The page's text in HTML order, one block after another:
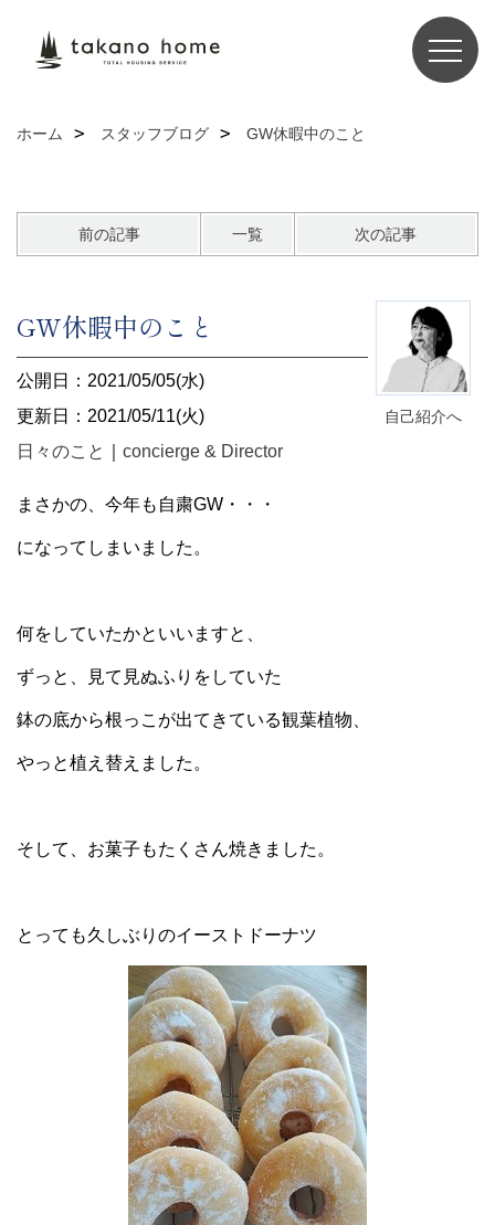
ホーム スタッフブログ GW休暇中のこと
前の記事 一覧 次の記事
自己紹介へ
GW休暇中のこと
公開日：2021/05/05(水)
更新日：2021/05/11(火)
日々のこと
concierge & Director
まさかの、今年も自粛GW・・・
になってしまいました。
何をしていたかといいますと、
ずっと、見て見ぬふりをしていた
鉢の底から根っこが出てきている観葉植物、
やっと植え替えました。
そして、お菓子もたくさん焼きました。
とっても久しぶりのイーストドーナツ